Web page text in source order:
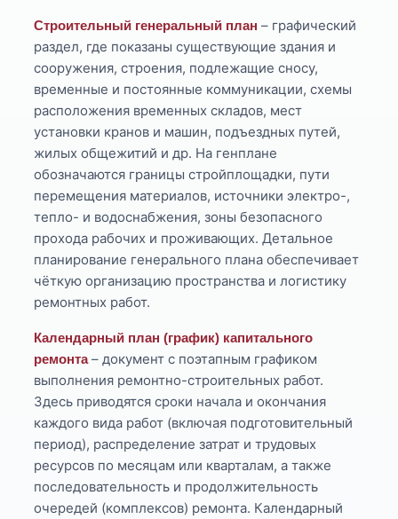
Строительный генеральный план – графический
раздел, где показаны существующие здания и
сооружения, строения, подлежащие сносу,
временные и постоянные коммуникации, схемы
расположения временных складов, мест
установки кранов и машин, подъездных путей,
жилых общежитий и др. На генплане
обозначаются границы стройплощадки, пути
перемещения материалов, источники электро-,
тепло- и водоснабжения, зоны безопасного
прохода рабочих и проживающих. Детальное
планирование генерального плана обеспечивает
чёткую организацию пространства и логистику
ремонтных работ.
Календарный план (график) капитального
ремонта– документ с поэтапным графиком
выполнения ремонтно-строительных работ.
Здесь приводятся сроки начала и окончания
каждого вида работ (включая подготовительный
период), распределение затрат и трудовых
ресурсов по месяцам или кварталам, а также
последовательность и продолжительность
очередей (комплексов) ремонта. Календарный